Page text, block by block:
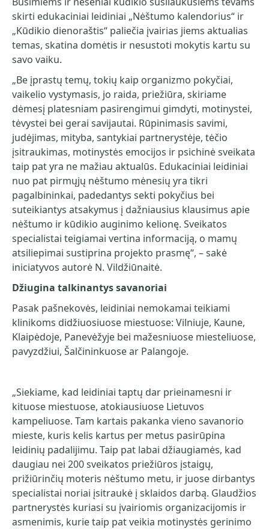
skirti edukaciniai leidiniai „Nėštumo kalendorius“ ir
„Kūdikio dienoraštis“ paliečia įvairias jiems aktualias
temas, skatina domėtis ir nesustoti mokytis kartu su
savo vaiku.
„Be įprastų temų, tokių kaip organizmo pokyčiai,
vaikelio vystymasis, jo raida, priežiūra, skiriame
dėmesį platesniam pasirengimui gimdyti, motinystei,
tėvystei bei gerai savijautai. Rūpinimasis savimi,
judėjimas, mityba, santykiai partnerystėje, tėčio
įsitraukimas, motinystės emocijos ir psichinė sveikata
taip pat yra ne mažiau aktualūs. Edukaciniai leidiniai
nuo pat pirmųjų nėštumo mėnesių yra tikri
pagalbininkai, padedantys sekti pokyčius bei
suteikiantys atsakymus į dažniausius klausimus apie
nėštumo ir kūdikio auginimo kelionę. Sveikatos
specialistai teigiamai vertina informaciją, o mamų
atsiliepimai sustiprina projekto prasmę“, – sakė
iniciatyvos autorė N. Vildžiūnaitė.
Džiugina talkinantys savanoriai
Pasak pašnekovės, leidiniai nemokamai teikiami
klinikoms didžiuosiuose miestuose: Vilniuje, Kaune,
Klaipėdoje, Panevėžyje bei mažesniuose miesteliuose,
pavyzdžiui, Šalčininkuose ar Palangoje.
„Siekiame, kad leidiniai taptų dar prieinamesni ir
kituose miestuose, atokiausiuose Lietuvos
kampeliuose. Tam kartais pakanka vieno savanorio
mieste, kuris kelis kartus per metus pasirūpina
leidinių padalijimu. Taip pat labai džiaugiamės, kad
daugiau nei 200 sveikatos priežiūros įstaigų,
prižiūrinčių moteris nėštumo metu, ir juose dirbantys
specialistai noriai įsitraukė į sklaidos darbą. Glaudžios
partnerystės kuriasi su įvairiomis organizacijomis ir
asmenimis, kurie taip pat veikia motinystės gerinimo